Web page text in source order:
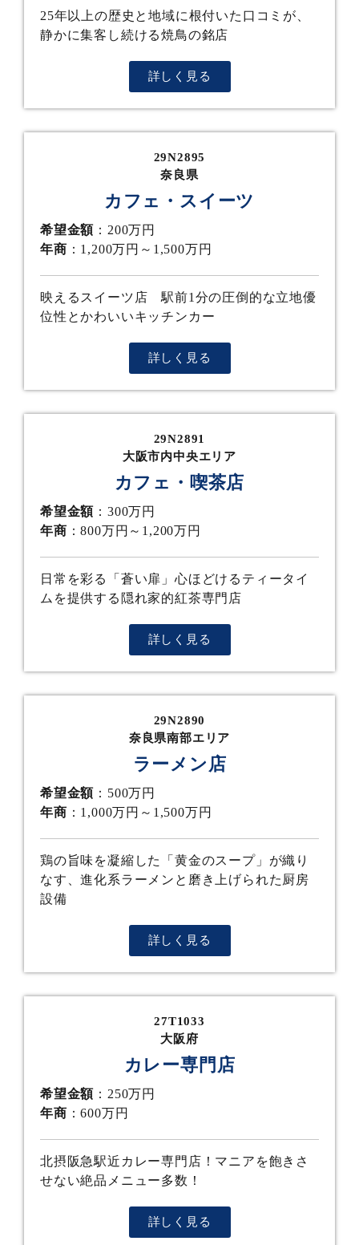
25年以上の歴史と地域に根付いた口コミが、
静かに集客し続ける焼鳥の銘店
詳しく見る
29N2895
奈良県
カフェ・スイーツ
希望金額 ：200万円
年商 ：1,200万円～1,500万円
映えるスイーツ店 駅前1分の圧倒的な立地優
位性とかわいいキッチンカー
詳しく見る
29N2891
大阪市内中央エリア
カフェ・喫茶店
希望金額 ：300万円
年商 ：800万円～1,200万円
日常を彩る「蒼い扉」心ほどけるティータイ
ムを提供する隠れ家的紅茶専門店
詳しく見る
29N2890
奈良県南部エリア
ラーメン店
希望金額 ：500万円
年商 ：1,000万円～1,500万円
鶏の旨味を凝縮した「黄金のスープ」が織り
なす、進化系ラーメンと磨き上げられた厨房
設備
詳しく見る
27T1033
大阪府
カレー専門店
希望金額 ：250万円
年商 ：600万円
北摂阪急駅近カレー専門店！マニアを飽きさ
せない絶品メニュー多数！
詳しく見る